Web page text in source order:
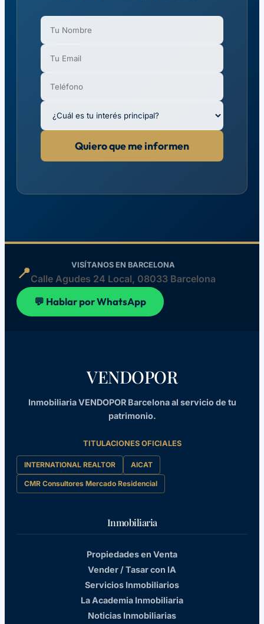
Quiero que me informen
📍 VISÍTANOS EN BARCELONA
Calle Agudes 24 Local, 08033 Barcelona
💬 Hablar por WhatsApp
VENDOPOR
Inmobiliaria VENDOPOR Barcelona al servicio de tu
patrimonio.
TITULACIONES OFICIALES
INTERNATIONAL REALTOR AICAT
CMR Consultores Mercado Residencial
Inmobiliaria
Propiedades en Venta
Vender / Tasar con IA
Servicios Inmobiliarios
La Academia Inmobiliaria
Noticias Inmobiliarias